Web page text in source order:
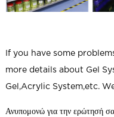
If you have some
more details about Gel
Gel,Acrylic System,etc.
Ανυπομονώ για την ερώτησή